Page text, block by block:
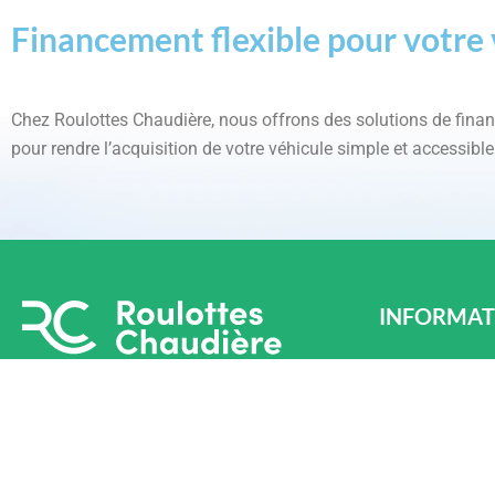
Financement flexible pour
Chez Roulottes Chaudière, nous offrons des solutions de
pour rendre l’acquisition de votre véhicule simple et